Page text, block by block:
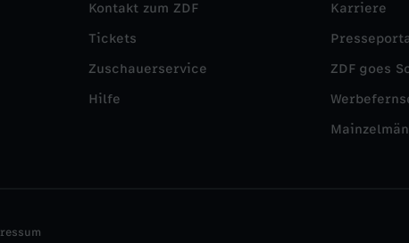
Kontakt zum ZDF
Tickets
Zuschauerservice
Hilfe
Karriere
ZDF goes